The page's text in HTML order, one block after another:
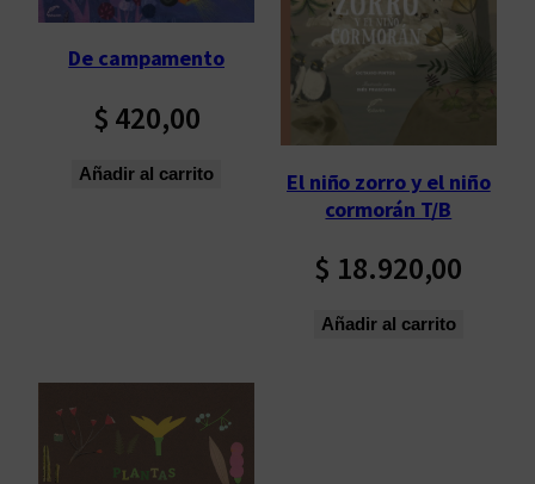
De campamento
$ 420,00
Añadir al carrito
El niño zorro y el niño
cormorán T/B
$ 18.920,00
Añadir al carrito